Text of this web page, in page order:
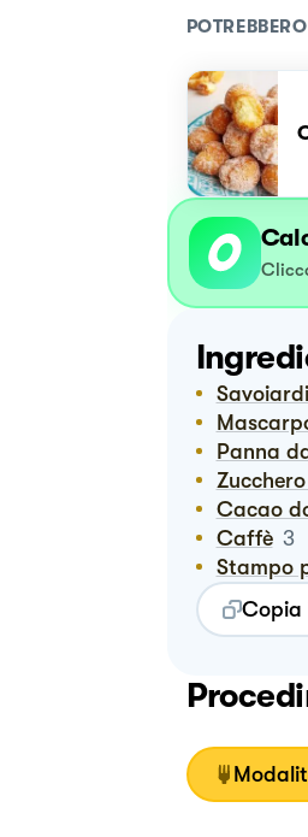
Panna
Cacao
Caffè 3
Stampo
Copia